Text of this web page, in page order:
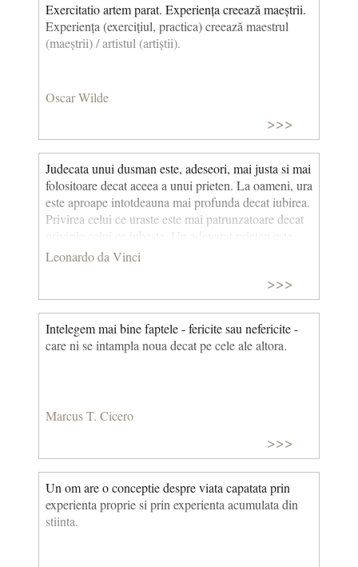
Exercitatio artem parat. Experiența creează maeștrii.
Experiența (exercițiul, practica) creează maestrul
(maeștrii) / artistul (artiștii).
Oscar Wilde
>>>
Judecata unui dusman este, adeseori, mai justa si mai
folositoare decat aceea a unui prieten. La oameni, ura
este aproape intotdeauna mai profunda decat iubirea.
Privirea celui ce uraste este mai patrunzatoare decat
privirile celui ce iubeste. Un adevarat prieten este
unul si acelasi lucru cu tine insuti. Dar dusmanul tau
ascunse.
Leonardo da Vinci
>>>
Intelegem mai bine faptele - fericite sau nefericite -
care ni se intampla noua decat pe cele ale altora.
Marcus T. Cicero
>>>
Un om are o conceptie despre viata capatata prin
expe­rienta proprie si prin experienta acumulata din
stiinta.